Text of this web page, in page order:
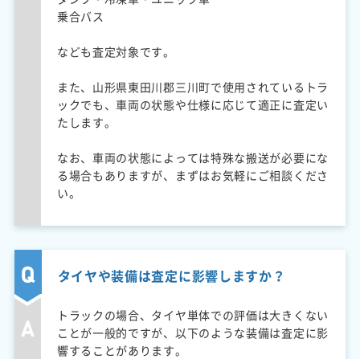
乗合バス
なども査定対象です。
また、山形県東田川郡三川町で使用されているトラ
ックでも、車両の状態や仕様に応じて適正に査定い
たします。
なお、車両の状態によっては特殊な搬送が必要にな
る場合もありますが、まずはお気軽にご相談くださ
い。
タイヤや装備は査定に影響しますか？
トラックの場合、タイヤ単体での評価は大きくない
ことが一般的ですが、以下のような装備は査定に影
響することがあります。